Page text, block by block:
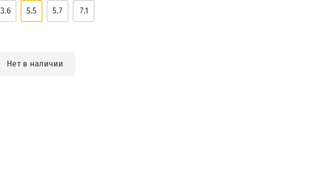
3.6 5.5 5.7 7.1
Нет в наличии